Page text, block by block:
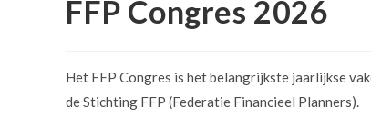
FFP Congres 2026
Het FFP Congres is het belangrijkste jaarlijkse
de Stichting FFP (Federatie Financieel Planners).